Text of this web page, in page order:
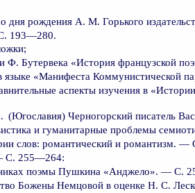
дня рождения А. М. Горького
193—280.
Ф. Бутервека «История французской
языке «Манифеста Коммунистической
аспекты изучения в
(Югославия) Черногорский писатель
и гуманитарные проблемы
слов: романтический и романтизм.
С. 255—264:
поэмы Пушкина «Анджело». — С.
Божены Немцовой в оценке Н. С.